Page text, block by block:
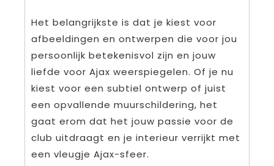
Het belangrijkste is dat je kiest voor
afbeeldingen en ontwerpen die voor jou
persoonlijk betekenisvol zijn en jouw
liefde voor Ajax weerspiegelen. Of je nu
kiest voor een subtiel ontwerp of juist
een opvallende muurschildering, het
gaat erom dat het jouw passie voor de
club uitdraagt en je interieur verrijkt met
een vleugje Ajax-sfeer.